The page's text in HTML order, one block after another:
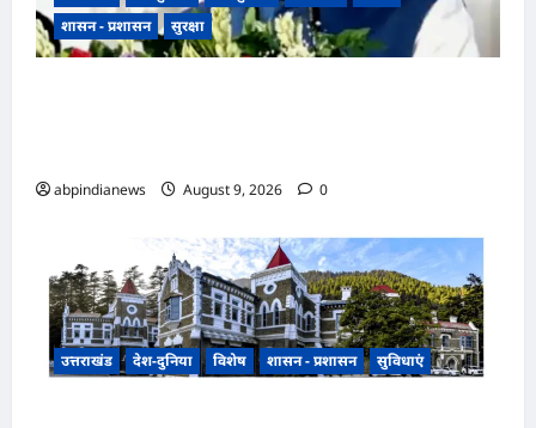
शासन - प्रशासन
सुरक्षा
abpindianews August 9, 2026 0
उत्तराखंड देश-दुनिया विशेष शासन - प्रशासन सुविधाएं